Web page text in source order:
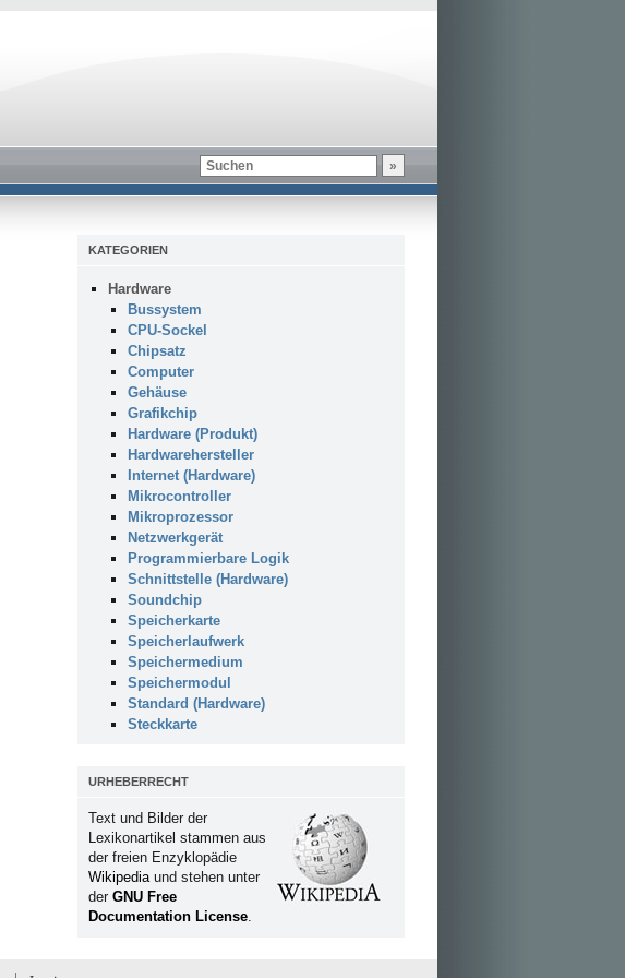
KATEGORIEN
Hardware
Bussystem
CPU-Sockel
Chipsatz
Computer
Gehäuse
Grafikchip
Hardware (Produkt)
Hardwarehersteller
Internet (Hardware)
Mikrocontroller
Mikroprozessor
Netzwerkgerät
Programmierbare Logik
Schnittstelle (Hardware)
Soundchip
Speicherkarte
Speicherlaufwerk
Speichermedium
Speichermodul
Standard (Hardware)
Steckkarte
URHEBERRECHT
Text und Bilder der
Lexikonartikel stammen aus
der freien Enzyklopädie
Wikipediaund stehen unter
der GNU Free
Documentation License.